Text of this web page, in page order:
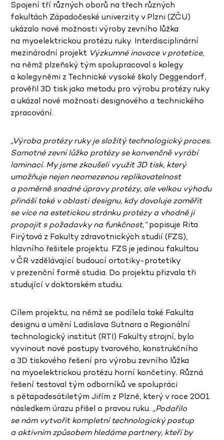
Spojení tří různých oborů na třech různých
fakultách Západočeské univerzity v Plzni (ZČU)
ukázalo nové možnosti výroby zevního lůžka
na myoelektrickou protézu ruky. Interdisciplinární
mezinárodní projekt Výzkumné inovace v protetice,
na němž plzeňský tým spolupracoval s kolegy
a kolegyněmi z Technické vysoké školy Deggendorf,
prověřil 3D tisk jako metodu pro výrobu protézy ruky
a ukázal nové možnosti designového a technického
zpracování.
„Výroba protézy ruky je složitý technologický proces.
Samotné zevní lůžko protézy se konvenčně vyrábí
laminací. My jsme zkoušeli využít 3D tisk, který
umožňuje nejen neomezenou replikovatelnost
a poměrně snadné úpravy protézy, ale velkou výhodu
přináší také v oblasti designu, kdy dovoluje zaměřit
se více na estetickou stránku protézy a vhodně ji
propojit s požadavky na funkčnost,“popisuje Rita
Firýtová z Fakulty zdravotnických studií (FZS),
hlavního řešitele projektu. FZS je jedinou fakultou
v ČR vzdělávající budoucí ortotiky-protetiky
v prezenční formě studia. Do projektu přizvala tři
studující v doktorském studiu.
Cílem projektu, na němž se podílela také Fakulta
designu a umění Ladislava Sutnara a Regionální
technologický institut (RTI) Fakulty strojní, bylo
vyvinout nové postupy tvarového, konstrukčního
a 3D tiskového řešení pro výrobu zevního lůžka
na myoelektrickou protézu horní končetiny. Různá
řešení testoval tým odborníků ve spolupráci
s pětapadesátiletým Jiřím z Plzně, který v roce 2001
následkem úrazu přišel o pravou ruku. „Podařilo
se nám vytvořit kompletní technologický postup
a aktivním způsobem hledáme partnery, kteří by